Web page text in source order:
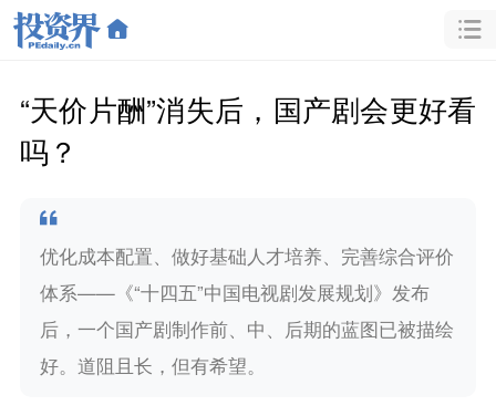
“天价片酬”消失后，国产剧会更好看
吗？
优化成本配置、做好基础人才培养、完善综合评价
体系——《“十四五”中国电视剧发展规划》发布
后，一个国产剧制作前、中、后期的蓝图已被描绘
好。道阻且长，但有希望。